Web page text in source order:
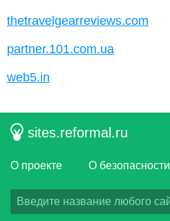
thetravelgearreviews.com
partner.101.com.ua
web5.in
sites.reformal.ru
О проекте О безопасности